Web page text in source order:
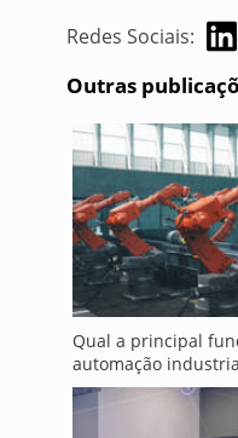
Redes Sociais:
Outras
Qual a principal
automação